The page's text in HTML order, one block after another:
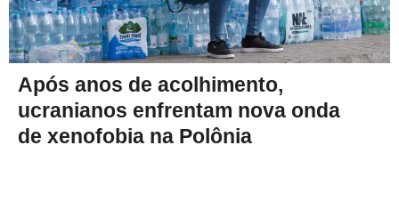
Após anos de acolhimento,
ucranianos enfrentam nova onda
de xenofobia na Polônia